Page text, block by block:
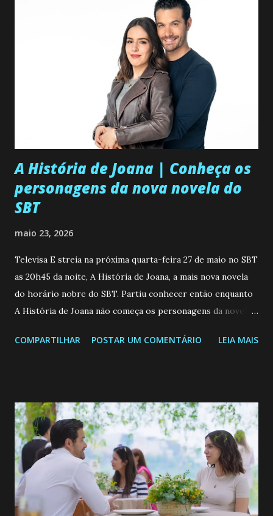
A História de Joana | Conheça os
personagens da nova novela do
SBT
maio 23, 2026
Televisa E streia na próxima quarta-feira 27 de maio no SBT
as 20h45 da noite, A História de Joana, a mais nova novela
do horário nobre do SBT. Partiu conhecer então enquanto
A História de Joana não começa os personagens da novela?
de 25/05/26 a 31/05/26 JOANA GUADALUPE (Camila
permanecer virgem até encontrar o homem que realmente
ama, o que não é fácil, já que dedica todas as suas energias a
se aprimorar, trabalhando, estudando e se orgulhando de
ser a primeira mulher da família a ingressar na
universidade. Ela tem uma personalidade muito alegre, é
muito madura para a idade, determinada, criativa e
COMPARTILHAR POSTAR UM COMENTÁRIO LEIA MAIS